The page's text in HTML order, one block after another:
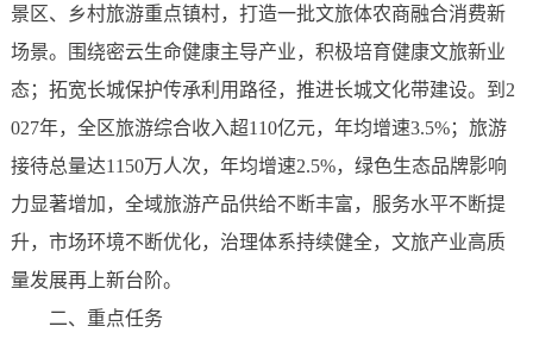
景区、乡村旅游重点镇村，打造一批文旅体农商融合消费新
场景。围绕密云生命健康主导产业，积极培育健康文旅新业
态；拓宽长城保护传承利用路径，推进长城文化带建设。到2
027年，全区旅游综合收入超110亿元，年均增速3.5%；旅游
接待总量达1150万人次，年均增速2.5%，绿色生态品牌影响
力显著增加，全域旅游产品供给不断丰富，服务水平不断提
升，市场环境不断优化，治理体系持续健全，文旅产业高质
量发展再上新台阶。
二、重点任务